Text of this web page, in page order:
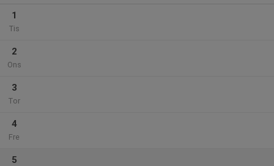
1
Tis
2
Ons
3
Tor
4
Fre
5